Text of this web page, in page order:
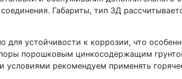
Габариты, тип ЗД
устойчивости к коррозии, что
порошковым цинкосодержащим
рекомендуем применять